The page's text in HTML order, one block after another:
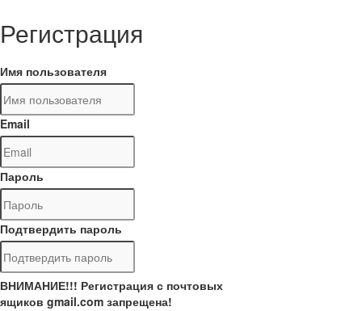
Регистрация
Имя пользователя
Email
Пароль
Подтвердить пароль
ВНИМАНИЕ!!! Регистрация с почтовых
ящиков gmail.com запрещена!